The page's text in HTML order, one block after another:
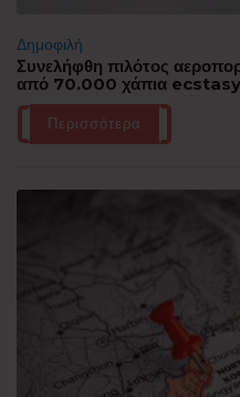
Δημοφιλή
Συνελήφθη πιλότος
από 70.000 χάπια ecstasy
Περισσότερα